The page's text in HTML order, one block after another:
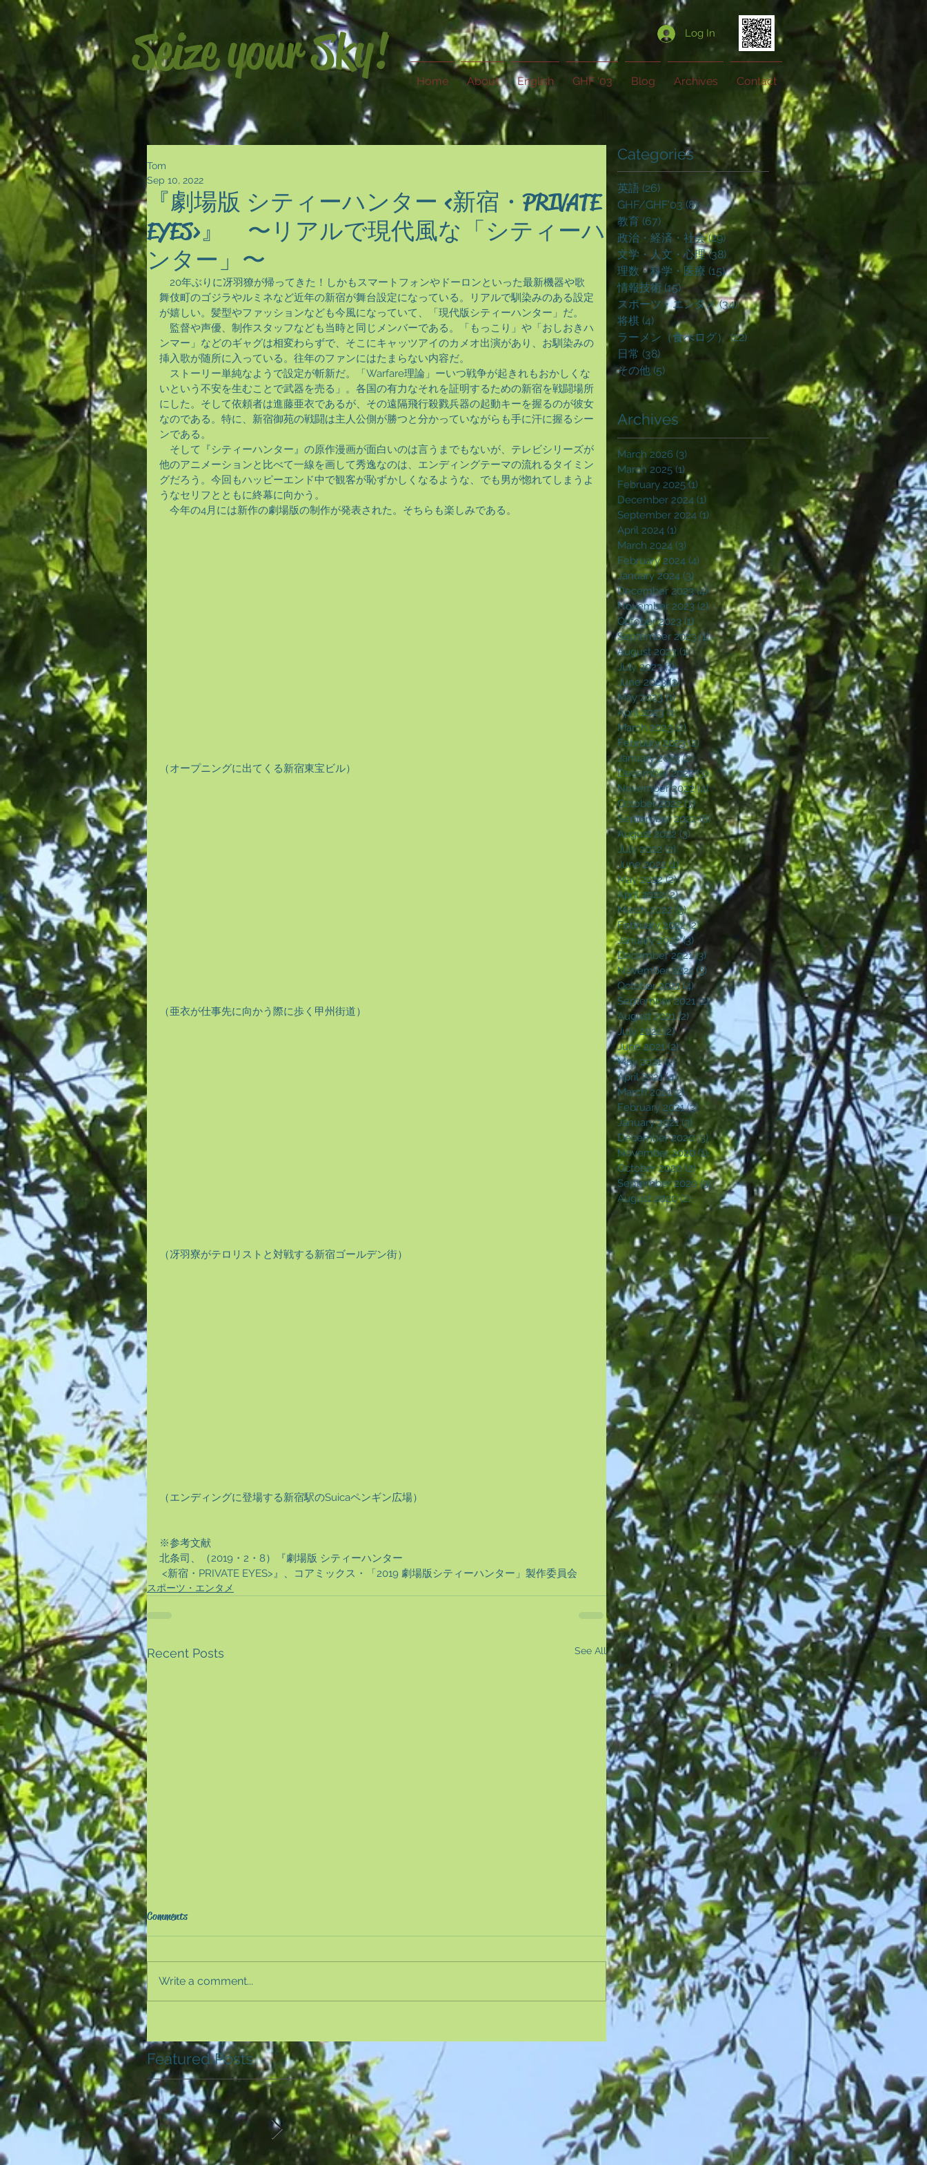
Seize your Sky! Log In
Home About English GHF '03 Blog Archives Contact
『劇場版 シティーハンター <新宿・PRIVATE
EYES>』 〜リアルで現代風な「シティーハ
ンター」〜
Tom
Sep 10, 2022
20年ぶりに冴羽獠が帰ってきた！しかもスマートフォンやドーロンといった最新機器や歌
舞伎町のゴジラやルミネなど近年の新宿が舞台設定になっている。リアルで馴染みのある設定
が嬉しい。髪型やファッションなども今風になっていて、「現代版シティーハンター」だ。
監督や声優、制作スタッフなども当時と同じメンバーである。「もっこり」や「おしおきハ
ンマー」などのギャグは相変わらずで、そこにキャッツアイのカメオ出演があり、お馴染みの
挿入歌が随所に入っている。往年のファンにはたまらない内容だ。
ストーリー単純なようで設定が斬新だ。「Warfare理論」ーいつ戦争が起きれもおかしくな
いという不安を生むことで武器を売る」。各国の有力なそれを証明するための新宿を戦闘場所
にした。そして依頼者は進藤亜衣であるが、その遠隔飛行殺戮兵器の起動キーを握るのが彼女
なのである。特に、新宿御苑の戦闘は主人公側が勝つと分かっていながらも手に汗に握るシー
ンである。
そして『シティーハンター』の原作漫画が面白いのは言うまでもないが、テレビシリーズが
他のアニメーションと比べて一線を画して秀逸なのは、エンディングテーマの流れるタイミン
グだろう。今回もハッピーエンド中で観客が恥ずかしくなるような、でも男が惚れてしまうよ
うなセリフとともに終幕に向かう。
今年の4月には新作の劇場版の制作が発表された。そちらも楽しみである。
（オープニングに出てくる新宿東宝ビル）
（亜衣が仕事先に向かう際に歩く甲州街道）
（冴羽寮がテロリストと対戦する新宿ゴールデン街）
（エンディングに登場する新宿駅のSuicaペンギン広場）
※参考文献
北条司、（2019・2・8）『劇場版 シティーハンター
<新宿・PRIVATE EYES>』、コアミックス・「2019 劇場版シティーハンター」製作委員会
スポーツ・エンタメ
Recent Posts See All
『INDEPENDENCE DAY』（２部
たSF映画である。監督はローラン
ド・メーリッヒ。また、第２作目
RESURGENCE』は、2006年に同監
督・同配映画によって製作された。...
Comments
Write a comment...
Featured Posts
Categories
英語 (26) 26 posts
GHF/GHF'03 (8)8 posts
教育 (67) 67 posts
政治・経済・社会 (29) 29 posts
文学・人文・心理 (38) 38 posts
理数・科学・医療 (15)15 posts
情報技術 (15) 15 posts
スポーツ・エンタメ (34)34 posts
将棋 (4) 4 posts
ラーメン（食べログ） (22)
日常 (38) 38 posts
その他 (5)
Archives
March 2026 (3)
March 2025 (1)
February 2025 (1) 1 post
December 2024 (1)
September 2024 (1)
April 2024 (1)
March 2024 (3) 3 posts
February 2024 (4) 4 posts
January 2024 (3) 3 posts
December 2023 (4)4 posts
November 2023 (2)2 posts
October 2023 (1) 1 post
September 2023 (1)1 post
August 2023 (1)1 post
July 2023 (1)1 post
June 2023 (2)2 posts
May 2023 (1)1 post
April 2023 (1)1 post
March 2023 (2)2 posts
February 2023 (2) 2 posts
January 2023 (2)2 posts
December 2022 (3)3 posts
November 2022 (4)4 posts
October 2022 (3) 3 posts
September 2022 (6)6 posts
August 2022 (3)3 posts
July 2022 (2) 2 posts
June 2022 (1)1 post
May 2022 (2)2 posts
April 2022 (2)2 posts
March 2022 (3)3 posts
February 2022 (2)2 posts
January 2022 (3) 3 posts
December 2021 (3) 3 posts
November 2021 (3) 3 posts
October 2021 (4)4 posts
September 2021 (2)2 posts
August 2021 (2) 2 posts
July 2021 (2)2 posts
June 2021 (2)2 posts
May 2021 (2)2 posts
April 2021 (4)4 posts
March 2021 (2)2 posts
February 2021 (3) 3 posts
January 2021 (3) 3 posts
December 2020 (3) 3 posts
November 2020 (1)1 post
October 2020 (2)2 posts
September 2020 (3)3 posts
August 2020 (2)2 posts